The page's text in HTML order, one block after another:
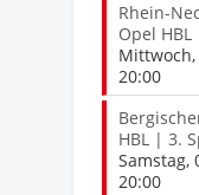
Rhein-
Opel
20:00
HBL | 3.
Samstag,
20:00